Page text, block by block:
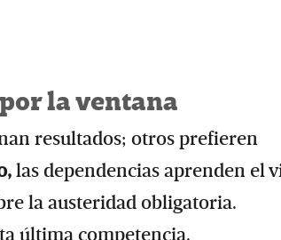
la ventana
resultados; otros prefieren
las dependencias aprenden el
la austeridad obligatoria.
última competencia.